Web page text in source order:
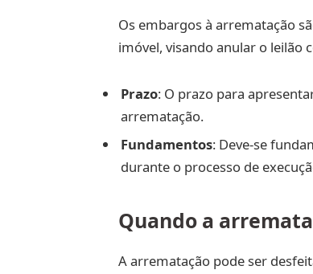
Os embargos à arrematação
imóvel, visando anular o leilão
Prazo: O prazo para
arrematação.
Fundamentos: Deve-se
durante o processo de
Quando a
A arrematação pode ser